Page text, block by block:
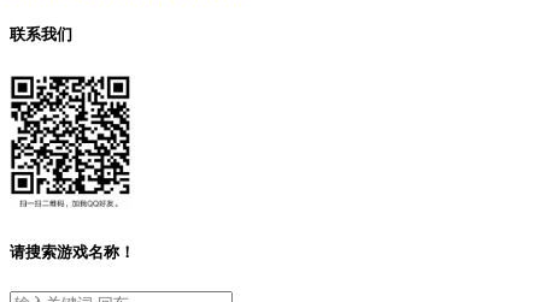
联系我们
请搜索游戏名称！